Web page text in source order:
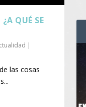
QUÉ SE
|
las cosas